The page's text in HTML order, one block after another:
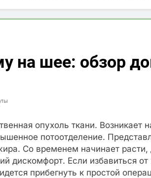
на шее: обзор
опухоль ткани. Возникает
потоотделение.
Со временем начинает расти,
дискомфорт. Если избавиться
прибегнуть к простой